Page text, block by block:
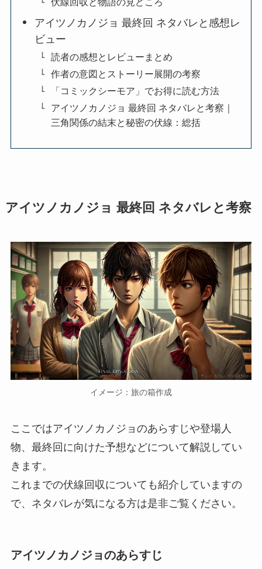
アイツノカノジョ 最終回 ネタバレと感想レ
ビュー
読者の感想とレビューまとめ
作者の意図とストーリー展開の考察
「コミックシーモア」でお得に読む方法
アイツノカノジョ 最終回 ネタバレと考察｜
三角関係の結末と秘密の伏線：総括
アイツノカノジョ 最終回 ネタバレと考察
イメージ：旅の箱作成
ここではアイツノカノジョのあらすじや登場人
物、最終回に向けた予想などについて解説してい
きます。
これまでの伏線回収についても紹介していますの
で、ネタバレが気になる方は是非ご覧ください。
アイツノカノジョのあらすじ